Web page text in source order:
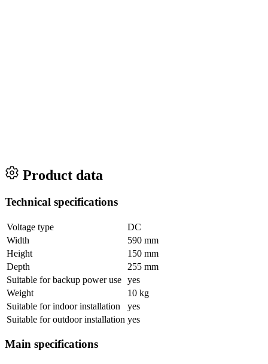
Product data
Technical specifications
Voltage type
DC
Width
590 mm
Height
150 mm
Depth
255 mm
Suitable for backup power use yes
Weight
10 kg
Suitable for indoor installation
yes
Suitable for outdoor installation yes
Main specifications